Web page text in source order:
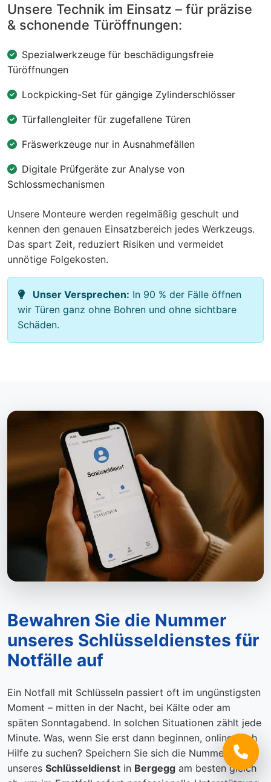
Unsere Technik im Einsatz – für präzise
& schonende Türöffnungen:
Spezialwerkzeuge für beschädigungsfreie
Türöffnungen
Lockpicking-Set für gängige Zylinderschlösser
Türfallengleiter für zugefallene Türen
Fräswerkzeuge nur in Ausnahmefällen
Digitale Prüfgeräte zur Analyse von
Schlossmechanismen
Unsere Monteure werden regelmäßig geschult und
kennen den genauen Einsatzbereich jedes Werkzeugs.
Das spart Zeit, reduziert Risiken und vermeidet
unnötige Folgekosten.
Unser Versprechen: In 90 % der Fälle öffnen
wir Türen ganz ohne Bohren und ohne sichtbare
Schäden.
Bewahren Sie die Nummer
unseres Schlüsseldienstes für
Notfälle auf
Ein Notfall mit Schlüsseln passiert oft im ungünstigsten
Moment – mitten in der Nacht, bei Kälte oder am
späten Sonntagabend. In solchen Situationen zählt jede
Minute. Was, wenn Sie erst dann beginnen, online nach
Hilfe zu suchen? Speichern Sie sich die Nummer
unseres Schlüsseldienst in Bergegg am besten gleich